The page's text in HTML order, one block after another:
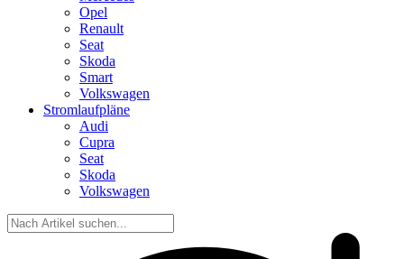
Opel
Renault
Seat
Skoda
Smart
Volkswagen
Stromlaufpläne
Audi
Cupra
Seat
Skoda
Volkswagen